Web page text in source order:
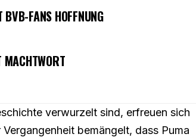
FANS HOFFNUNG
verwurzelt sind, erfreuen sich
bemängelt, dass Puma